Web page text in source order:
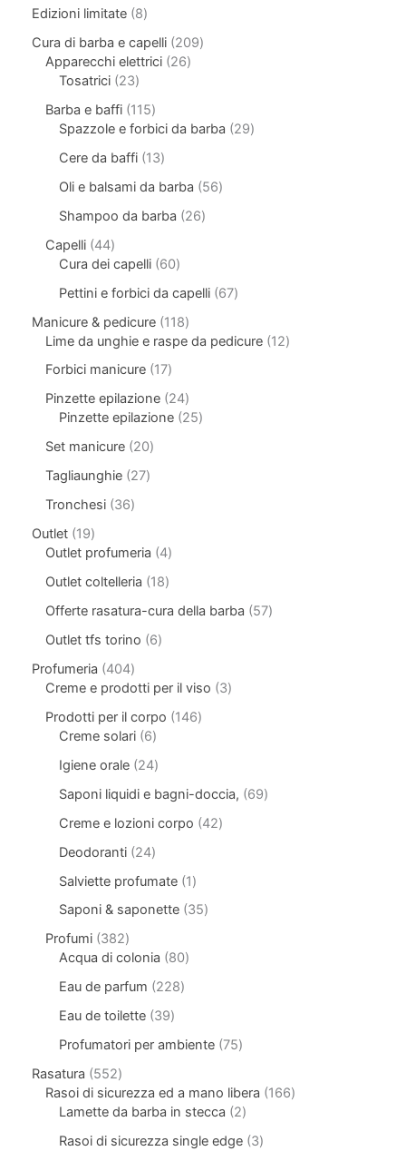
Edizioni limitate 8
Cura di barba e capelli 209
Apparecchi elettrici 26
Tosatrici 23
Barba e baffi 115
Spazzole e forbici da barba
29
Cere da baffi 13
Oli e balsami da barba
56
Shampoo da barba
26
Capelli 44
Cura dei capelli 60
Pettini e forbici da capelli 67
Manicure & pedicure 118
Lime da unghie e raspe da pedicure 12
Forbici manicure 17
Pinzette epilazione 24
Pinzette epilazione 25
Set manicure 20
Tagliaunghie 27
Tronchesi 36
Outlet 19
Outlet profumeria
4
Outlet coltelleria
18
Offerte rasatura-cura della barba
57
Outlet tfs torino
6
Profumeria
404
Creme e prodotti per il viso
3
Prodotti per il corpo
146
Creme solari 6
Igiene orale 24
Saponi liquidi e bagni-doccia,
69
Creme e lozioni corpo
42
Deodoranti 24
Salviette profumate 1
Saponi & saponette 35
Profumi 382
Acqua di colonia
80
Eau de parfum
228
Eau de toilette 39
Profumatori per ambiente 75
Rasatura
552
Rasoi di sicurezza ed a mano libera
166
Lamette da barba in stecca
2
Rasoi di sicurezza single edge 3